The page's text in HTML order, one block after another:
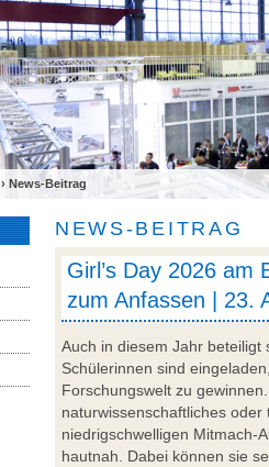
› News-Beitrag
NEWS-BEITRAG
Girl’s Day 2026 am
zum Anfassen | 23.
Auch in diesem Jahr beteiligt
Schülerinnen sind
Forschungswelt zu
naturwissenschaftliches
niedrigschwelligen Mitmach-
hautnah. Dabei können sie